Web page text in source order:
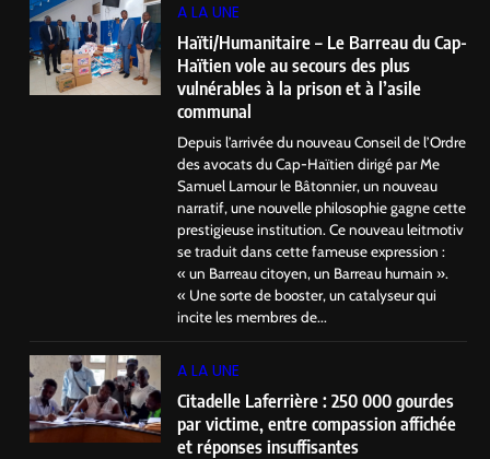
A LA UNE
Haïti/Humanitaire – Le Barreau du Cap-
Haïtien vole au secours des plus
vulnérables à la prison et à l’asile
communal
Depuis l’arrivée du nouveau Conseil de l’Ordre
des avocats du Cap-Haïtien dirigé par Me
Samuel Lamour le Bâtonnier, un nouveau
narratif, une nouvelle philosophie gagne cette
prestigieuse institution. Ce nouveau leitmotiv
se traduit dans cette fameuse expression :
« un Barreau citoyen, un Barreau humain ».
« Une sorte de booster, un catalyseur qui
incite les membres de...
A LA UNE
Citadelle Laferrière : 250 000 gourdes
par victime, entre compassion affichée
et réponses insuffisantes